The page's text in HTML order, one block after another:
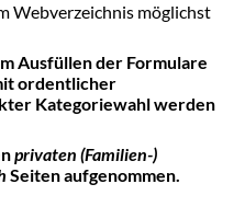
Webverzeichnis möglichst
Ausfüllen der Formulare
ordentlicher
Kategoriewahl werden
privaten (Familien-)
Seiten aufgenommen.